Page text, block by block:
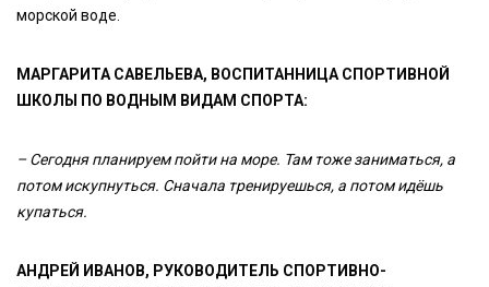
морской воде.
МАРГАРИТА САВЕЛЬЕВА, ВОСПИТАННИЦА СПОРТИВНОЙ
ШКОЛЫ ПО ВОДНЫМ ВИДАМ СПОРТА:
– Сегодня планируем пойти на море. Там тоже заниматься, а
потом искупнуться. Сначала тренируешься, а потом идёшь
купаться.
АНДРЕЙ ИВАНОВ, РУКОВОДИТЕЛЬ СПОРТИВНО-